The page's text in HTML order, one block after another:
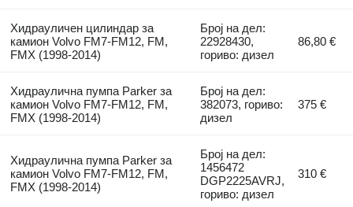
Хидрауличен цилиндар за
камион Volvo FM7-FM12, FM,
FMX (1998-2014)
Број на дел:
22928430,
гориво: дизел
86,80 €
Хидраулична пумпа Parker за
камион Volvo FM7-FM12, FM,
FMX (1998-2014)
Број на дел:
382073, гориво:
дизел
375 €
Хидраулична пумпа Parker за
камион Volvo FM7-FM12, FM,
FMX (1998-2014)
Број на дел:
1456472
DGP2225AVRJ,
гориво: дизел
310 €